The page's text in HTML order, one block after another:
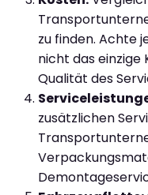
zu finden. Achte
nicht das einzige
Qualität des
zusätzlichen